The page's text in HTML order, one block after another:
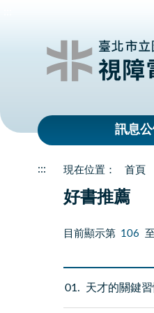
訊息
::: 首頁
好書推薦
目前顯示第 106
01 天才的關鍵